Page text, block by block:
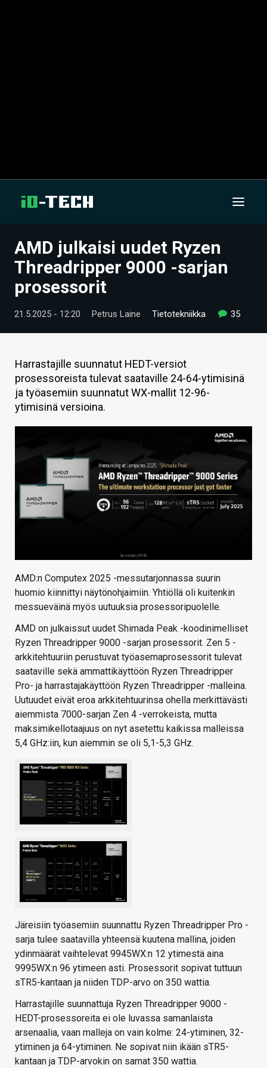
UUTISET
ARTIKKELIT
VIDEOT
TECHBBS
TIETOA
HINTA.FI
KAUPPA
AMD julkaisi uudet Ryzen
Threadripper 9000 -sarjan
prosessorit
21.5.2025 - 12:20 Petrus Laine Tietotekniikka 35
Harrastajille suunnatut HEDT-versiot
prosessoreista tulevat saataville 24-64-ytimisinä
ja työasemiin suunnatut WX-mallit 12-96-
ytimisinä versioina.
AMD:n Computex 2025 -messutarjonnassa suurin
huomio kiinnittyi näytönohjaimiin. Yhtiöllä oli kuitenkin
messueväinä myös uutuuksia prosessoripuolelle.
AMD on julkaissut uudet Shimada Peak -koodinimelliset
Ryzen Threadripper 9000 -sarjan prosessorit. Zen 5 -
arkkitehtuuriin perustuvat työasemaprosessorit tulevat
saataville sekä ammattikäyttöön Ryzen Threadripper
Pro- ja harrastajakäyttöön Ryzen Threadripper -malleina.
Uutuudet eivät eroa arkkitehtuurinsa ohella merkittävästi
aiemmista 7000-sarjan Zen 4 -verrokeista, mutta
maksimikellotaajuus on nyt asetettu kaikissa malleissa
5,4 GHz:iin, kun aiemmin se oli 5,1-5,3 GHz.
Järeisiin työasemiin suunnattu Ryzen Threadripper Pro -
sarja tulee saatavilla yhteensä kuutena mallina, joiden
ydinmäärät vaihtelevat 9945WX:n 12 ytimestä aina
9995WX:n 96 ytimeen asti. Prosessorit sopivat tuttuun
sTR5-kantaan ja niiden TDP-arvo on 350 wattia.
Harrastajille suunnattuja Ryzen Threadripper 9000 -
HEDT-prosessoreita ei ole luvassa samanlaista
arsenaalia, vaan malleja on vain kolme: 24-ytiminen, 32-
ytiminen ja 64-ytiminen. Ne sopivat niin ikään sTR5-
kantaan ja TDP-arvokin on samat 350 wattia.